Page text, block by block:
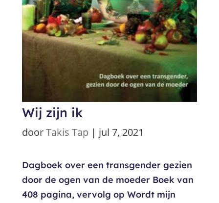
Wij zijn ik
doorTakis Tap | jul 7, 2021
Dagboek over een transgender gezien
door de ogen van de moeder Boek van
408 pagina, vervolg op Wordt mijn